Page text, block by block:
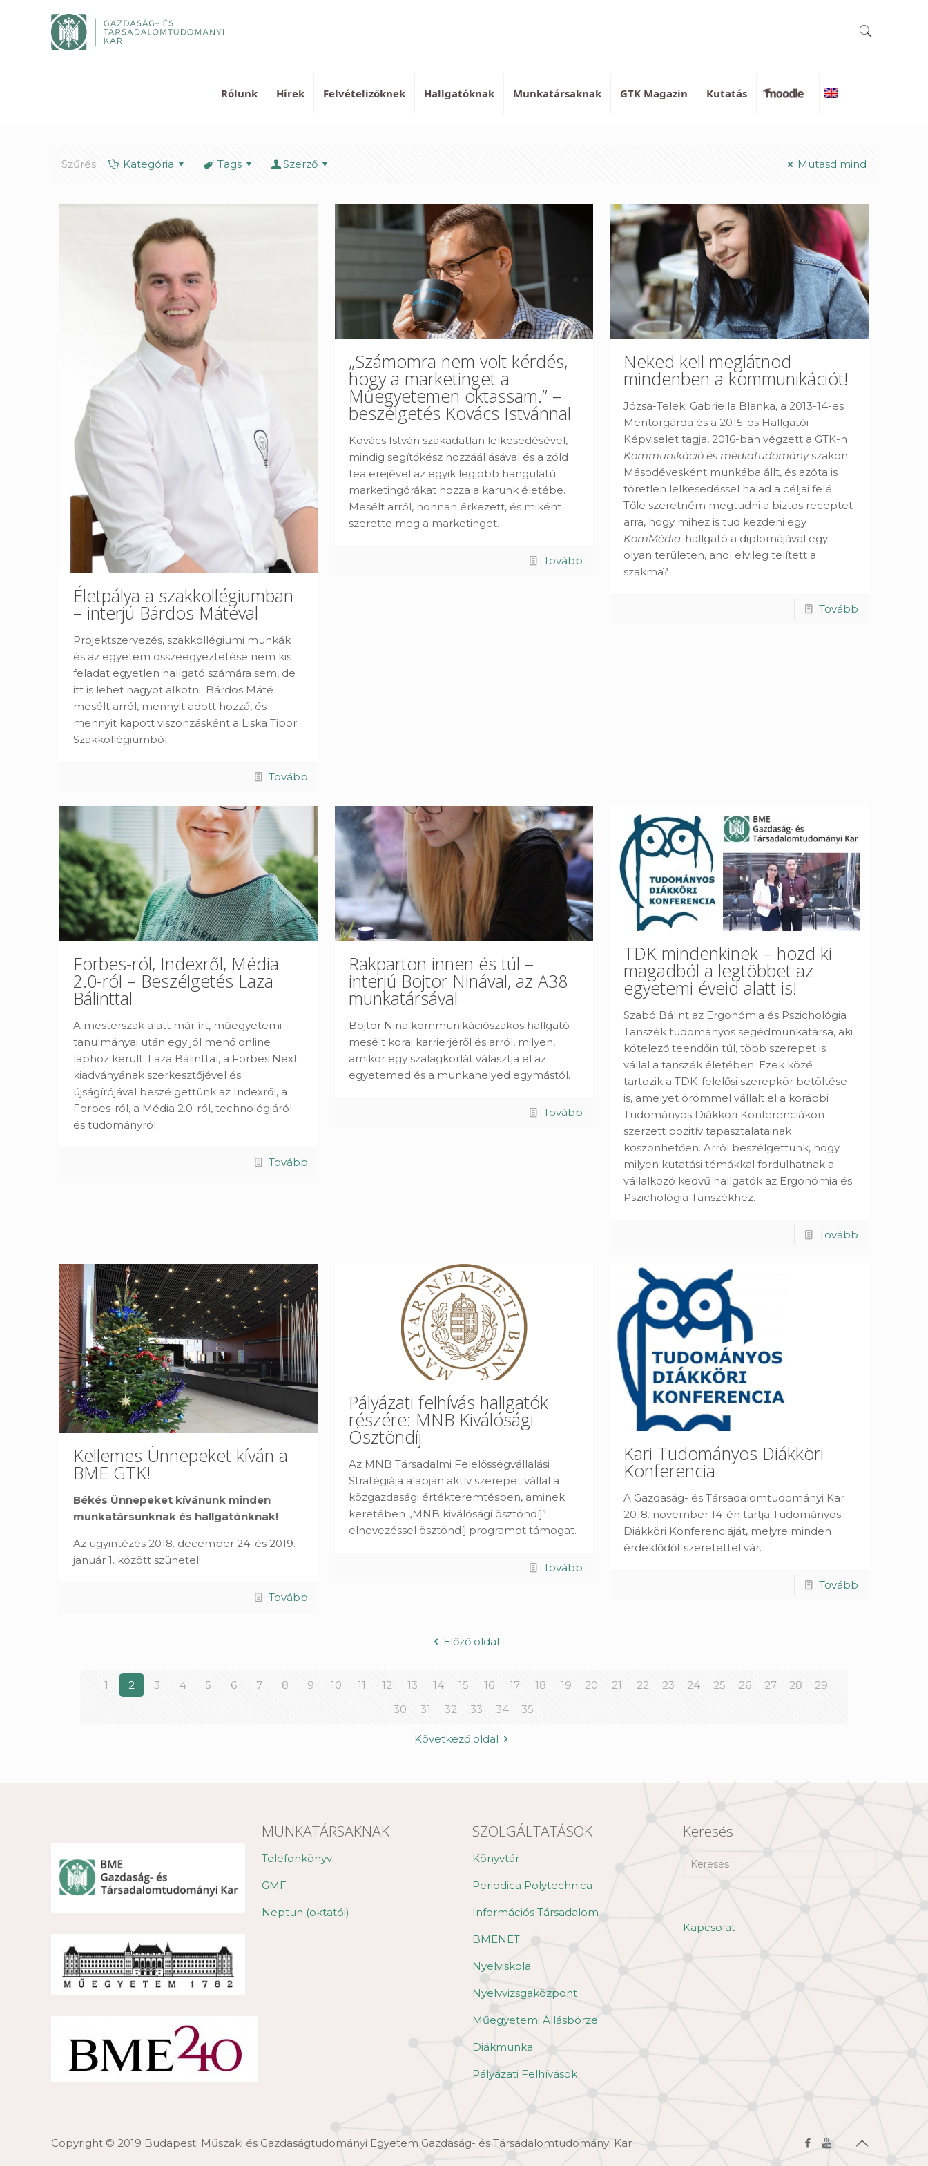
Rólunk Hírek Felvételizőknek Hallgatóknak Munkatársaknak GTK Magazin Kutatás Moodle English
Szűrés Kategória Tags Szerző Mutasd mind
Életpálya a szakkollégiumban
– interjú Bárdos Mátéval
Projektszervezés, szakkollégiumi munkák
és az egyetem összeegyeztetése nem kis
feladat egyetlen hallgató számára sem, de
itt is lehet nagyot alkotni. Bárdos Máté
mesélt arról, mennyit adott hozzá, és
mennyit kapott viszonzásként a Liska Tibor
Szakkollégiumból.
Tovább
„Számomra nem volt kérdés,
hogy a marketinget a
Műegyetemen oktassam.” –
beszélgetés Kovács Istvánnal
Kovács István szakadatlan lelkesedésével,
mindig segítőkész hozzáállásával és a zöld
tea erejével az egyik legjobb hangulatú
marketingórákat hozza a karunk életébe.
Mesélt arról, honnan érkezett, és miként
szerette meg a marketinget.
Tovább
Neked kell meglátnod
mindenben a kommunikációt!
Józsa-Teleki Gabriella Blanka, a 2013-14-es
Mentorgárda és a 2015-ös Hallgatói
Képviselet tagja, 2016-ban végzett a GTK-n
Kommunikáció és médiatudományszakon.
Másodévesként munkába állt, és azóta is
töretlen lelkesedéssel halad a céljai felé.
Tőle szeretném megtudni a biztos receptet
arra, hogy mihez is tud kezdeni egy
KomMédia-hallgató a diplomájával egy
olyan területen, ahol elvileg telített a
szakma?
Tovább
Forbes-ról, Indexről, Média
2.0-ról – Beszélgetés Laza
Bálinttal
A mesterszak alatt már írt, műegyetemi
tanulmányai után egy jól menő online
laphoz került. Laza Bálinttal, a Forbes Next
kiadványának szerkesztőjével és
újságírójával beszélgettünk az Indexről, a
Forbes-ról, a Média 2.0-ról, technológiáról
és tudományról.
Tovább
Rakparton innen és túl –
interjú Bojtor Ninával, az A38
munkatársával
Bojtor Nina kommunikációszakos hallgató
mesélt korai karrierjéről és arról, milyen,
amikor egy szalagkorlát választja el az
egyetemed és a munkahelyed egymástól.
Tovább
TDK mindenkinek – hozd ki
magadból a legtöbbet az
egyetemi éveid alatt is!
Szabó Bálint az Ergonómia és Pszichológia
Tanszék tudományos segédmunkatársa, aki
kötelező teendőin túl, több szerepet is
vállal a tanszék életében. Ezek közé
tartozik a TDK-felelősi szerepkör betöltése
is, amelyet örömmel vállalt el a korábbi
Tudományos Diákköri Konferenciákon
szerzett pozitív tapasztalatainak
köszönhetően. Arról beszélgettünk, hogy
milyen kutatási témákkal fordulhatnak a
vállalkozó kedvű hallgatók az Ergonómia és
Pszichológia Tanszékhez.
Tovább
Kellemes Ünnepeket kíván a
BME GTK!
Békés Ünnepeket kívánunk minden
munkatársunknak és hallgatónknak!
Az ügyintézés 2018. december 24. és 2019.
január 1. között szünetel!
Tovább
Pályázati felhívás hallgatók
részére: MNB Kiválósági
Ösztöndíj
Az MNB Társadalmi Felelősségvállalási
Stratégiája alapján aktív szerepet vállal a
közgazdasági értékteremtésben, aminek
keretében „MNB kiválósági ösztöndíj”
elnevezéssel ösztöndíj programot támogat.
Tovább
Kari Tudományos Diákköri
Konferencia
A Gazdaság- és Társadalomtudományi Kar
2018. november 14-én tartja Tudományos
Diákköri Konferenciáját, melyre minden
érdeklődőt szeretettel vár.
Tovább
Előző oldal
1 2 3 4 5 6 7 8 9 10 11 12 13 14 15 16 17 18 19 20 21 22 23 24 25 26 27 28
29
30
31 32 33 34 35
Következő oldal
MUNKATÁRSAKNAK
Telefonkönyv
GMF
Neptun (oktatói)
SZOLGÁLTATÁSOK
Könyvtár
Periodica Polytechnica
Információs Társadalom
BMENET
Nyelviskola
Nyelvvizsgaközpont
Műegyetemi Állásbörze
Diákmunka
Pályázati Felhívások
Keresés
Kapcsolat
Copyright © 2019 Budapesti Műszaki és Gazdaságtudományi Egyetem Gazdaság- és Társadalomtudományi Kar